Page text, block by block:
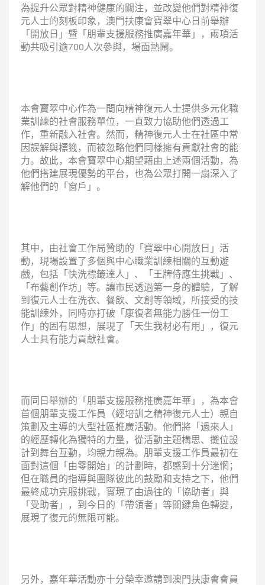
為提升公眾對精神健康的關注，並改變他們對精神復
元人士的刻板印象，澳門扶康會寶翠中心日前舉辦
「開放日」暨「朋輩支援服務推廣嘉年華」，兩項活
動共吸引逾700人次參與，場面熱鬧。
本會寶翠中心作為一間向精神復元人士提供多元化職
業訓練的社會服務單位，一直致力協助他們透過工
作，重新融入社會。然而，精神復元人士在社區中常
因誤解與標籤，而被忽略他們同樣擁有貢獻社會的能
力。故此，本會寶翠中心期望藉由上述兩個活動，為
他們搭建展現優勢的平台，也為公眾打開一扇深入了
解他們的「窗戶」。
其中，由社會工作局贊助的「寶翠中心開放日」活
動，現場設置了多個與中心職業訓練相關的互動遊
戲，包括「快洗標籤達人」、「王牌侍應生挑戰」、
「布藝創作坊」等。讓市民透過第一身的體驗，了解
到復元人士在洗衣、餐飲、文創等領域，所接受的技
能訓練外，同時亦打破「康復者無能力勝任一份工
作」的固有思想，展現了「天生我材必有用」，復元
人士具有能力貢獻社會。
而同日舉辦的「朋輩支援服務推廣嘉年華」，為本會
首個朋輩支援工作員（經培訓之精神復元人士）親自
策劃及主導的大型社區推廣活動。他們將「過來人」
的經歷轉化為獨特的力量，從活動主題構思、攤位設
計到舞台互動，均親力親為。朋輩支援工作員最初在
面對這個「由零開始」的計劃時，都感到十分迷惘；
但在職員的指導與團隊彼此的鼓勵和支持之下，他們
最終成功克服挑戰，實現了由過往的「協助者」與
「受助者」，到今日的「帶領者」等關鍵角色轉變，
展現了復元的無限可能。
另外，嘉年華活動亦十分榮幸邀請到澳門扶康會會員